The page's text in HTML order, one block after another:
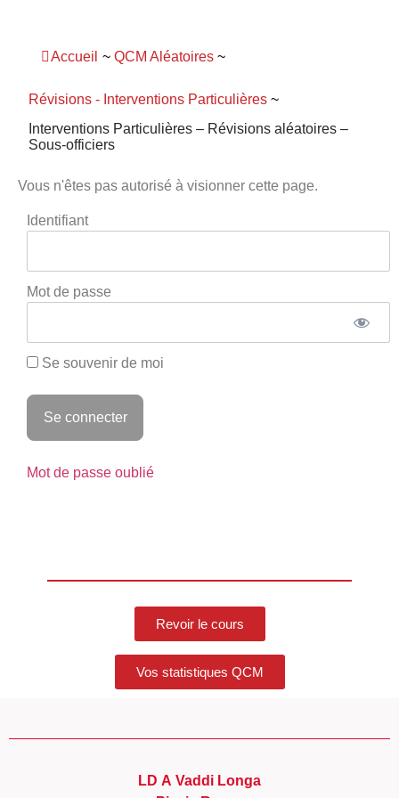
Accueil ~ QCM Aléatoires ~
Révisions - Interventions Particulières ~
Interventions Particulières – Révisions aléatoires –
Sous-officiers
Vous n'êtes pas autorisé à visionner cette page.
Identifiant
Mot de passe
Se souvenir de moi
Mot de passe oublié
Revoir le cours
Vos statistiques QCM
LD A Vaddi Longa